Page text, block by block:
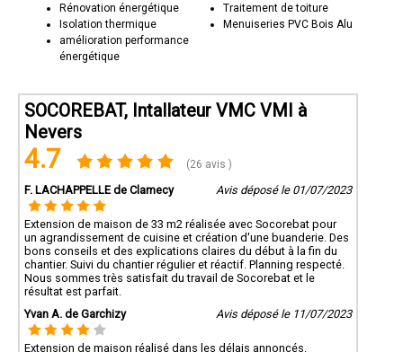
Rénovation énergétique
Isolation thermique
amélioration performance
énergétique
Traitement de toiture
Menuiseries PVC Bois Alu
SOCOREBAT, Intallateur VMC VMI à
Nevers
4.7 (26 avis )
F. LACHAPPELLE de Clamecy Avis déposé le 01/07/2023
Extension de maison de 33 m2 réalisée avec Socorebat pour
un agrandissement de cuisine et création d'une buanderie. Des
bons conseils et des explications claires du début à la fin du
chantier. Suivi du chantier régulier et réactif. Planning respecté.
Nous sommes très satisfait du travail de Socorebat et le
résultat est parfait.
Yvan A. de Garchizy
Avis déposé le 11/07/2023
Extension de maison réalisé dans les délais annoncés.